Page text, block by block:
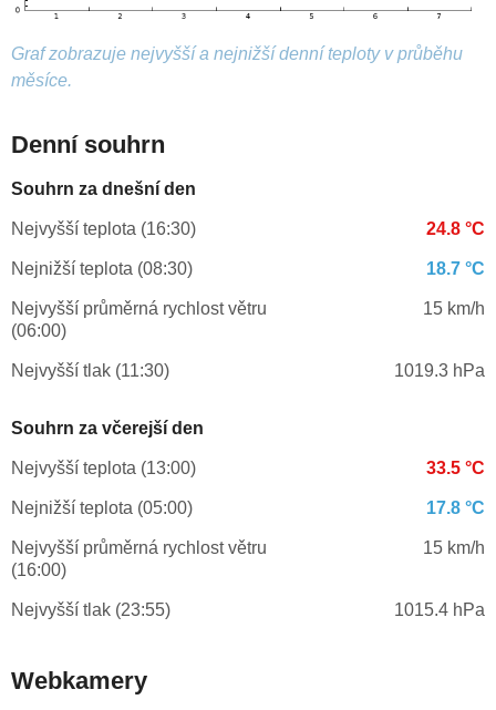
Graf zobrazuje nejvyšší a nejnižší denní teploty v průběhu
měsíce.
Denní souhrn
Souhrn za dnešní den
Nejvyšší teplota (16:30) 24.8 °C
Nejnižší teplota (08:30) 18.7 °C
Nejvyšší průměrná rychlost větru
(06:00)
15 km/h
Nejvyšší tlak (11:30) 1019.3 hPa
Souhrn za včerejší den
Nejvyšší teplota (13:00) 33.5 °C
Nejnižší teplota (05:00) 17.8 °C
Nejvyšší průměrná rychlost větru
(16:00)
15 km/h
Nejvyšší tlak (23:55) 1015.4 hPa
Webkamery